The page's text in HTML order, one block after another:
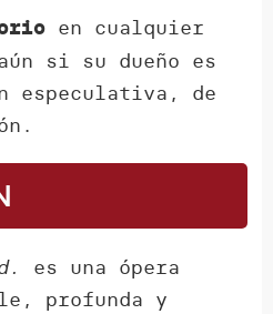
en cualquier
si su dueño es
de
es una ópera
profunda y